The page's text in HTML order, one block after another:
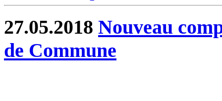
27.05.2018 Nouveau
de Commune